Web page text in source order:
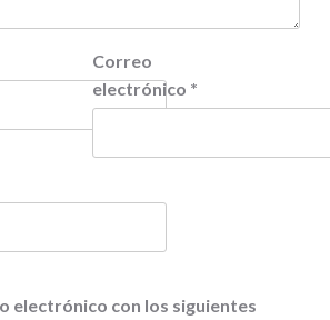
Correo
electrónico *
electrónico con los siguientes